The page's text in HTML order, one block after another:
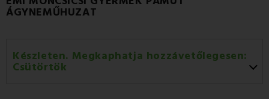
ÁGYNEMŰHUZAT
Készleten. Megkaphatja hozzávetőlegesen:
Csütörtök